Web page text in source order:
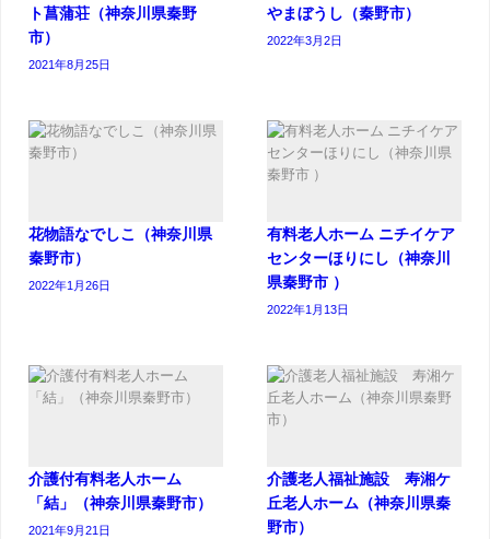
ト菖蒲荘（神奈川県秦野
市）
2021年8月25日
やまぼうし（秦野市）
2022年3月2日
花物語なでしこ（神奈川県
秦野市）
2022年1月26日
有料老人ホーム ニチイケア
センターほりにし（神奈川
県秦野市 ）
2022年1月13日
介護付有料老人ホーム
「結」（神奈川県秦野市）
2021年9月21日
介護老人福祉施設 寿湘ケ
丘老人ホーム（神奈川県秦
野市）